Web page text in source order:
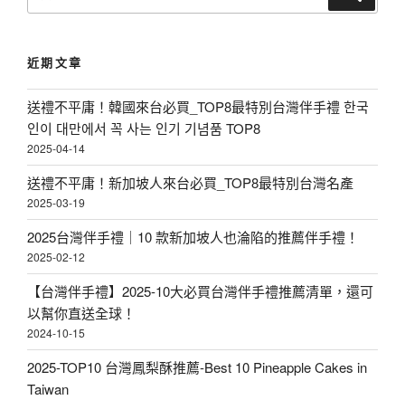
字
:
近期文章
送禮不平庸！韓國來台必買_TOP8最特別台灣伴手禮 한국
인이 대만에서 꼭 사는 인기 기념품 TOP8
2025-04-14
送禮不平庸！新加坡人來台必買_TOP8最特別台灣名產
2025-03-19
2025台灣伴手禮｜10 款新加坡人也淪陷的推薦伴手禮！
2025-02-12
【台灣伴手禮】2025-10大必買台灣伴手禮推薦清單，還可
以幫你直送全球！
2024-10-15
2025-TOP10 台灣鳳梨酥推薦-Best 10 Pineapple Cakes in
Taiwan